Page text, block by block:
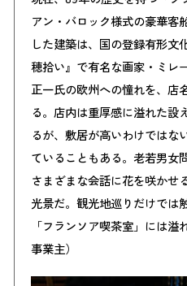
アン・バロック様式の豪華客
した建築は、国の登録有形文
穂拾い』で有名な画家・ミレ
正一氏の欧州への憧れを、店
る。店内は重厚感に溢れた設
るが、敷居が高いわけではな
ていることもある。老若男女
さまざまな会話に花を咲かせ
光景だ。観光地巡りだけでは
「フランソア喫茶室」には
事業主）